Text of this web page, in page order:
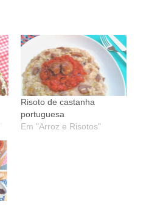
Risoto de castanha
portuguesa
Em "Arroz e Risotos"